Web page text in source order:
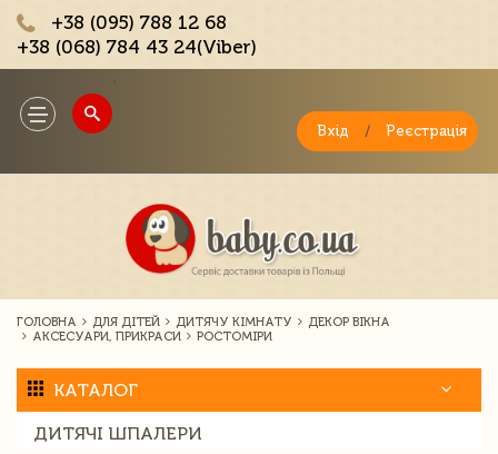
+38 (095) 788 12 68
+38 (068) 784 43 24(Viber)
Toggle
navigation
Вхід / Реєстрація
ГОЛОВНА ДЛЯ ДІТЕЙ ДИТЯЧУ КІМНАТУ
ДЕКОР ВІКНА
АКСЕСУАРИ, ПРИКРАСИ
РОСТОМІРИ
КАТАЛОГ
ДИТЯЧІ ШПАЛЕРИ